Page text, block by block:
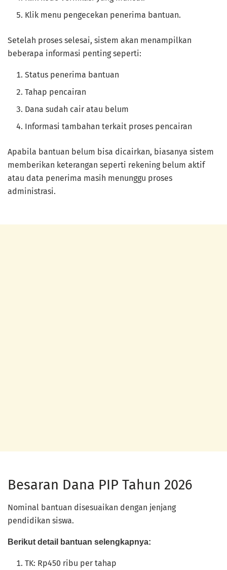
Klik menu pengecekan penerima bantuan.
Setelah proses selesai, sistem akan menampilkan
beberapa informasi penting seperti:
Status penerima bantuan
Tahap pencairan
Dana sudah cair atau belum
Informasi tambahan terkait proses pencairan
Apabila bantuan belum bisa dicairkan, biasanya sistem
memberikan keterangan seperti rekening belum aktif
atau data penerima masih menunggu proses
administrasi.
Besaran Dana PIP Tahun 2026
Nominal bantuan disesuaikan dengan jenjang
pendidikan siswa.
Berikut detail bantuan selengkapnya:
TK: Rp450 ribu per tahap